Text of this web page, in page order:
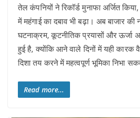
तेल कंपनियों ने रिकॉर्ड मुनाफा अर्जित
में महंगाई का दबाव भी बढ़ा। अब बाजार की
घटनाक्रम, कूटनीतिक प्रयासों और ऊर्जा
हुई है, क्योंकि आने वाले दिनों में यही कारक
दिशा तय करने में महत्वपूर्ण भूमिका निभा
Read more...